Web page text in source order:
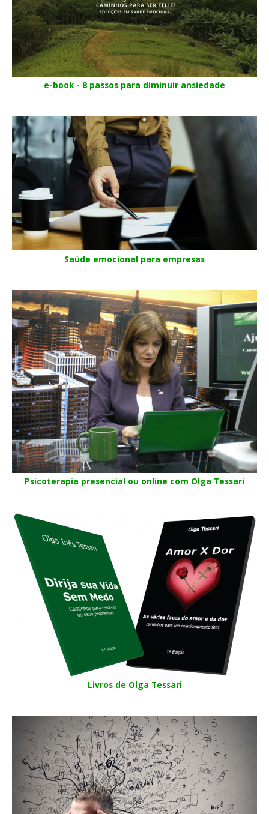
e-book - 8 passos para diminuir ansiedade
Saúde emocional para empresas
Psicoterapia presencial ou online com Olga Tessari
Livros de Olga Tessari